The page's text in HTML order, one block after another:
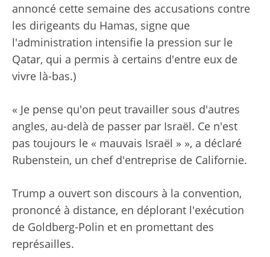
annoncé cette semaine des accusations contre
les dirigeants du Hamas, signe que
l'administration intensifie la pression sur le
Qatar, qui a permis à certains d'entre eux de
vivre là-bas.)
« Je pense qu'on peut travailler sous d'autres
angles, au-delà de passer par Israël. Ce n'est
pas toujours le « mauvais Israël » », a déclaré
Rubenstein, un chef d'entreprise de Californie.
Trump a ouvert son discours à la convention,
prononcé à distance, en déplorant l'exécution
de Goldberg-Polin et en promettant des
représailles.